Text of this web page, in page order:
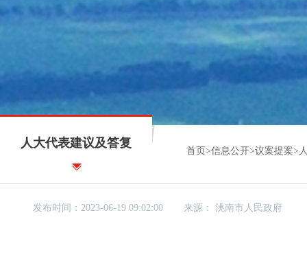
人大代表建议及答复
首页 >信息公开>议案提案>
发布时间：2023-06-19 09:02:00 来源：洮南市人民政府